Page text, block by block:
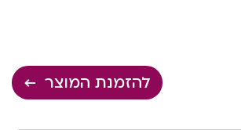
להזמנת המוצר